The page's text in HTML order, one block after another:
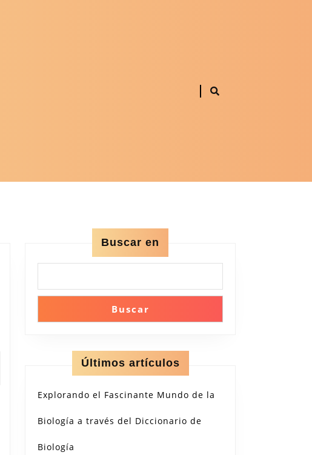
Buscar en
Buscar
Últimos artículos
Explorando el Fascinante Mundo de la
Biología a través del Diccionario de
Biología